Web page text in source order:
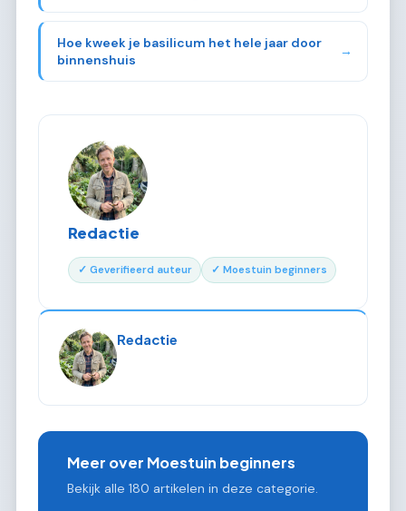
Hoe kweek je basilicum het hele jaar door
binnenshuis
→
Redactie
✓ Geverifieerd auteur ✓ Moestuin beginners
Redactie
Meer over Moestuin beginners
Bekijk alle 180 artikelen in deze categorie.